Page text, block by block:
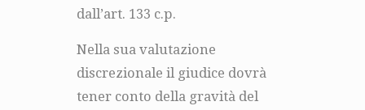
dall’art. 133 c.p.
Nella sua valutazione
discrezionale il giudice dovrà
tener conto della gravità del